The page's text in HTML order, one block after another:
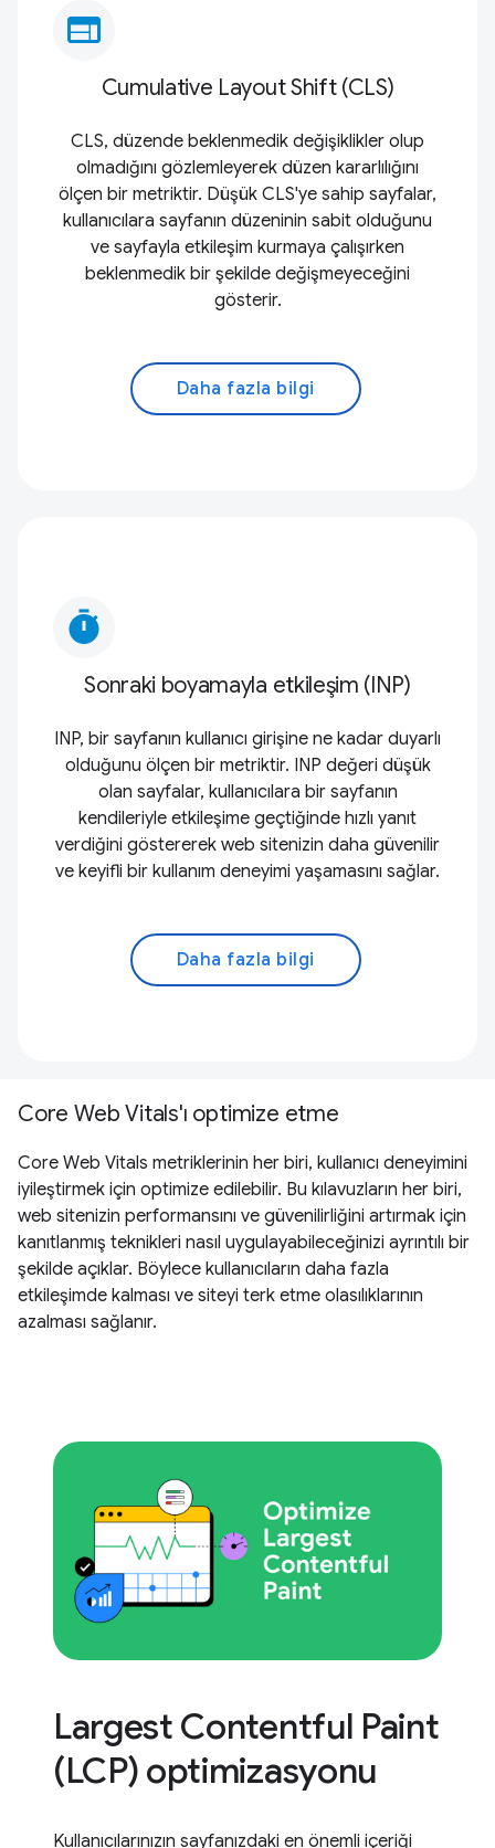
web
Cumulative Layout Shift (CLS)
CLS, düzende beklenmedik değişiklikler olup
olmadığını gözlemleyerek düzen kararlılığını
ölçen bir metriktir. Düşük CLS'ye sahip sayfalar,
kullanıcılara sayfanın düzeninin sabit olduğunu
ve sayfayla etkileşim kurmaya çalışırken
beklenmedik bir şekilde değişmeyeceğini
gösterir.
Daha fazla bilgi
timer
Sonraki boyamayla etkileşim (INP)
INP, bir sayfanın kullanıcı girişine ne kadar duyarlı
olduğunu ölçen bir metriktir. INP değeri düşük
olan sayfalar, kullanıcılara bir sayfanın
kendileriyle etkileşime geçtiğinde hızlı yanıt
verdiğini göstererek web sitenizin daha güvenilir
ve keyifli bir kullanım deneyimi yaşamasını sağlar.
Daha fazla bilgi
Core Web Vitals'ı optimize etme
Core Web Vitals metriklerinin her biri, kullanıcı deneyimini
iyileştirmek için optimize edilebilir. Bu kılavuzların her biri,
web sitenizin performansını ve güvenilirliğini artırmak için
kanıtlanmış teknikleri nasıl uygulayabileceğinizi ayrıntılı bir
şekilde açıklar. Böylece kullanıcıların daha fazla
etkileşimde kalması ve siteyi terk etme olasılıklarının
azalması sağlanır.
Largest Contentful Paint
(LCP) optimizasyonu
Kullanıcılarınızın sayfanızdaki en önemli içeriği